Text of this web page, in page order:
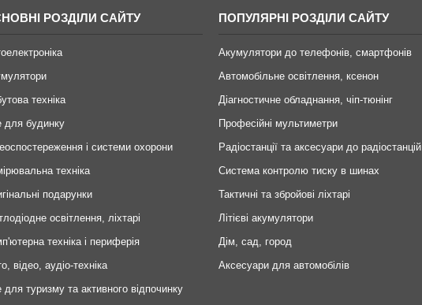
РОЗДІЛИ САЙТУ
техніка
для будинку
і системи охорони
техніка
подарунки
освітлення, ліхтарі
техніка і периферія
відео, аудіо-техніка
для туризму та активного відпочинку
ПОПУЛЯРНІ РОЗДІЛИ САЙТУ
Акумулятори до телефонів, смартфонів
Автомобільне освітлення, ксенон
Діагностичне обладнання, чіп-тюнінг
Професійні мультиметри
Радіостанції та аксесуари до радіостанцій
Система контролю тиску в шинах
Тактичні та збройові ліхтарі
Літієві акумулятори
Дім, сад, город
Аксесуари для автомобілів